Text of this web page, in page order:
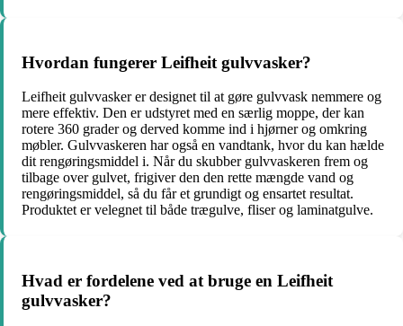
Hvordan fungerer Leifheit gulvvasker?
Leifheit gulvvasker er designet til at gøre gulvvask nemmere og
mere effektiv. Den er udstyret med en særlig moppe, der kan
rotere 360 grader og derved komme ind i hjørner og omkring
møbler. Gulvvaskeren har også en vandtank, hvor du kan hælde
dit rengøringsmiddel i. Når du skubber gulvvaskeren frem og
tilbage over gulvet, frigiver den den rette mængde vand og
rengøringsmiddel, så du får et grundigt og ensartet resultat.
Produktet er velegnet til både trægulve, fliser og laminatgulve.
Hvad er fordelene ved at bruge en Leifheit
gulvvasker?